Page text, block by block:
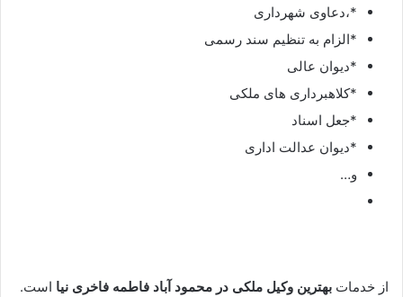
*،دعاوی شهرداری
*الزام به تنظیم سند رسمی
*دیوان عالی
*کلاهبرداری های ملکی
*جعل اسناد
*دیوان عدالت اداری
و…
از خدمات بهترین وکیل ملکی در محمود آباد فاطمه فاخری نیا است.